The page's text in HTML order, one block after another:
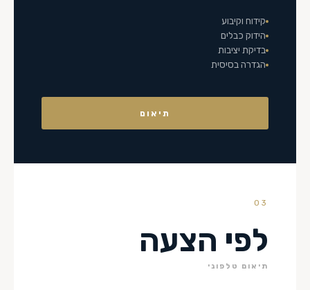
קידוח וקיבוע
הידוק כבלים
בדיקת יציבות
הגדרה בסיסית
תיאום
03
לפי הצעה
תיאום טלפוני